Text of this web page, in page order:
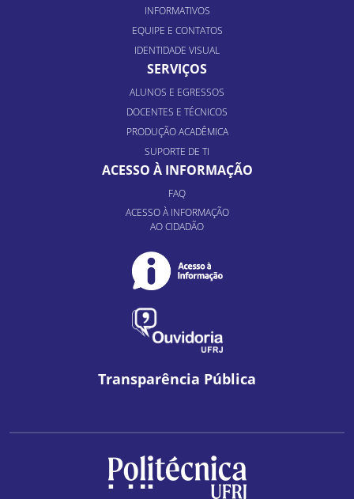
INFORMATIVOS
EQUIPE E CONTATOS
IDENTIDADE VISUAL
SERVIÇOS
ALUNOS E EGRESSOS
DOCENTES E TÉCNICOS
PRODUÇÃO ACADÊMICA
SUPORTE DE TI
ACESSO À INFORMAÇÃO
FAQ
ACESSO À INFORMAÇÃO
AO CIDADÃO
Transparência Pública